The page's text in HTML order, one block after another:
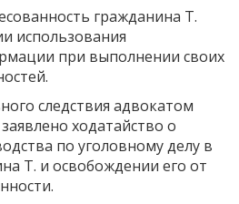
гражданина Т.
использования
при выполнении своих
следствия адвокатом
ходатайство о
по уголовному делу в
Т. и освобождении его от